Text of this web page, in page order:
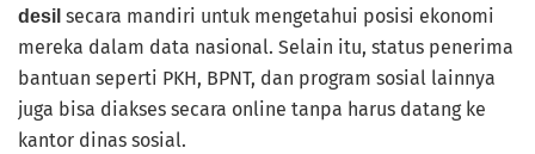
desil secara mandiri untuk mengetahui posisi ekonomi
mereka dalam data nasional. Selain itu, status penerima
bantuan seperti PKH, BPNT, dan program sosial lainnya
juga bisa diakses secara online tanpa harus datang ke
kantor dinas sosial.